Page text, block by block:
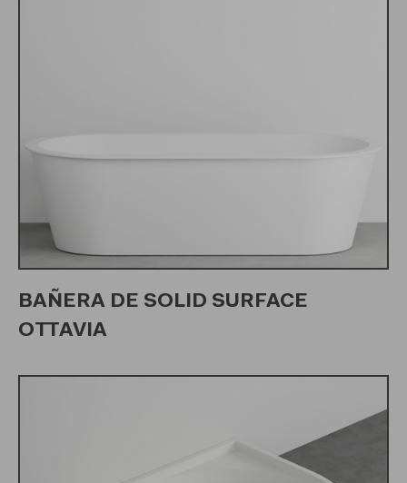
BAÑERA DE SOLID SURFACE
OTTAVIA